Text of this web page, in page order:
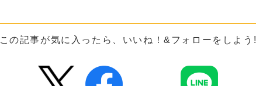
この記事が気に入ったら、いいね！&フォローをしよう!